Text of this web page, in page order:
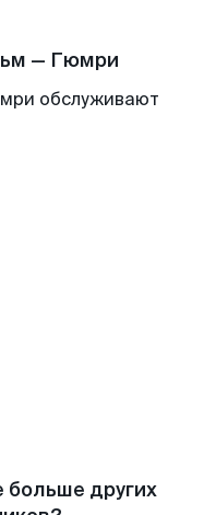
— Гюмри
обслуживают
больше других